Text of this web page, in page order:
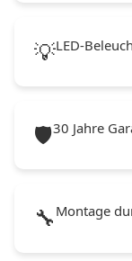
💡LED-
🛡️30 Jahre
🔧 Montage